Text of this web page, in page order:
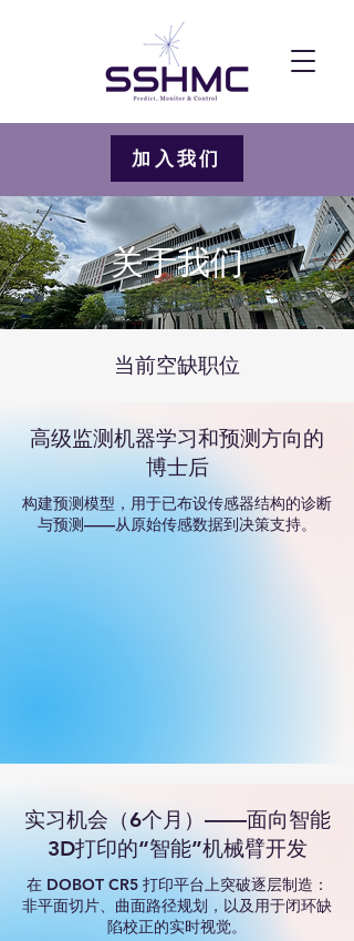
加入我们
关于我们
当前空缺职位
高级监测机器学习和预测方向的
博士后
构建预测模型，用于已布设传感器结构的诊断
与预测——从原始传感数据到决策支持。
实习机会（6个月）——面向智能
3D打印的“智能”机械臂开发
在 DOBOT CR5 打印平台上突破逐层制造：
非平面切片、曲面路径规划，以及用于闭环缺
陷校正的实时视觉。